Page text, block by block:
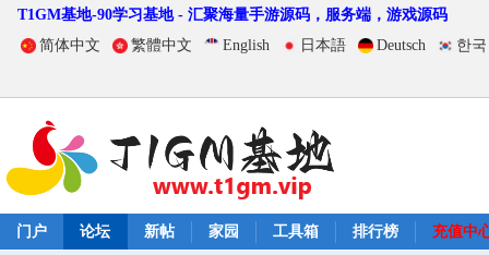
T1GM基地-90学习基地 - 汇聚海量手游源码，服务端，游戏源码
简体中文
繁體中文 English 日本語 Deutsch 한
门户 论坛 新帖 家园 工具箱 排行榜 充值中